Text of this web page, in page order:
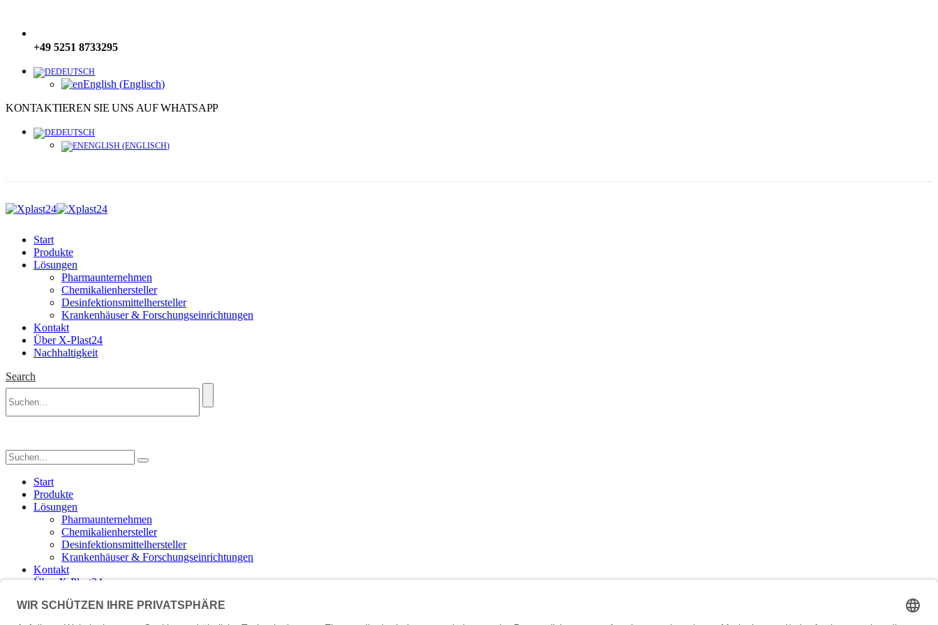
+49 5251 8733295
DEUTSCH
English (Englisch)
KONTAKTIEREN SIE UNS AUF WHATSAPP
DEUTSCH
ENGLISH (ENGLISCH)
Start
Produkte
Lösungen
Pharmaunternehmen
Chemikalienhersteller
Desinfektionsmittelhersteller
Krankenhäuser & Forschungseinrichtungen
Kontakt
Über X-Plast24
Nachhaltigkeit
Search
Start
Produkte
Lösungen
Pharmaunternehmen
Chemikalienhersteller
Desinfektionsmittelhersteller
Krankenhäuser & Forschungseinrichtungen
Kontakt
Über X-Plast24